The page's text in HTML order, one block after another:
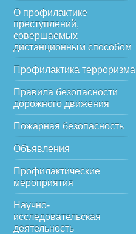
О профилактике
преступлений,
совершаемых
дистанционным способом
Профилактика терроризма
Правила безопасности
дорожного движения
Пожарная безопасность
Объявления
Профилактические
мероприятия
Научно-
исследовательская
деятельность